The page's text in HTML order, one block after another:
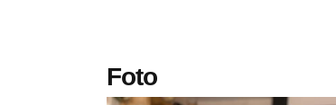
Foto